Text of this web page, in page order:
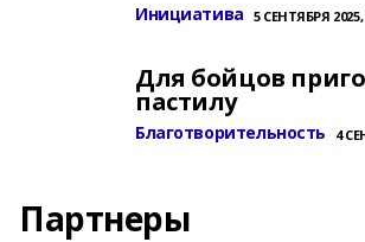
Инициатива 5 СЕНТЯБРЯ 2025,
Для бойцов
пастилу
Благотворительность 4
Партнеры